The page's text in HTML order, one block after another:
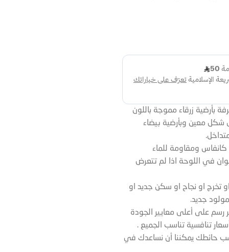
بأرضية زرقاء مموجة باللون
شكل معين وبأرضية بيضاء
ومقاومة للماء
في اللوحة اذا لم تتعرض
تخرج او نجاح او سكن جديد او
جديد.
رسم على أعلى معايير الجودة
تنافسية تناسب الجميع .
حائطك يمكننا أن نساعدك في